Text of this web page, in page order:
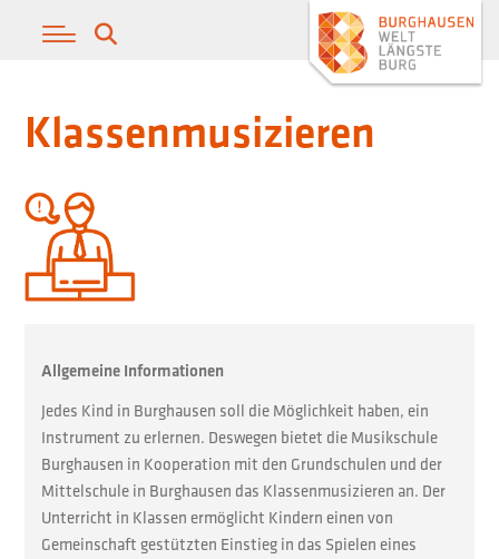
Klassenmusizieren
Allgemeine Informationen
Jedes Kind in Burghausen soll die Möglichkeit haben, ein
Instrument zu erlernen. Deswegen bietet die Musikschule
Burghausen in Kooperation mit den Grundschulen und der
Mittelschule in Burghausen das Klassenmusizieren an. Der
Unterricht in Klassen ermöglicht Kindern einen von
Gemeinschaft gestützten Einstieg in das Spielen eines